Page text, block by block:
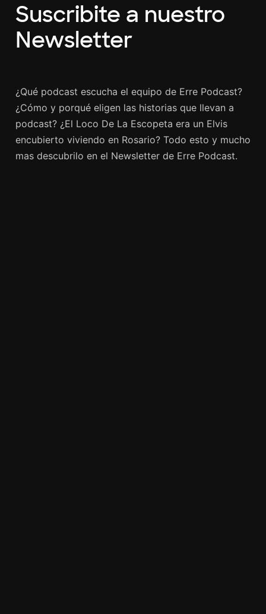
Suscribite a nuestro
Newsletter
¿Qué podcast escucha el equipo de Erre Podcast?
¿Cómo y porqué eligen las historias que llevan a
podcast? ¿El Loco De La Escopeta era un Elvis
encubierto viviendo en Rosario? Todo esto y mucho
mas descubrilo en el Newsletter de Erre Podcast.